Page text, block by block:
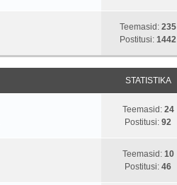
Teemasid: 235
Postitusi: 1442
STATISTIKA
Teemasid: 24
Postitusi: 92
Teemasid: 10
Postitusi: 46